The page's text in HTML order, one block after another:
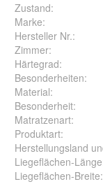
Zustand:
Marke:
Hersteller Nr.:
Zimmer:
Härtegrad:
Besonderheiten:
Material:
Besonderheit:
Matratzenart:
Produktart:
Herstellungsland
Liegeflächen-Länge
Liegeflächen-Breite: